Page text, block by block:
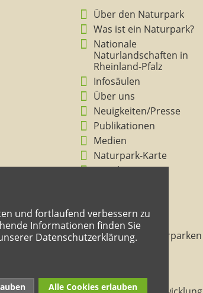
und fortlaufend verbessern zu
Informationen finden Sie
Datenschutzerklärung.
Alle Cookies erlauben
Über den Naturpark
Was ist ein Naturpark?
Nationale
Naturlandschaften in
Rheinland-Pfalz
Infosäulen
Über uns
Neuigkeiten/Presse
Publikationen
Medien
Naturpark-Karte
Ansichten
verstehen
BNE in den Naturparken
Rheinland-Pfalz
Mitmachheft